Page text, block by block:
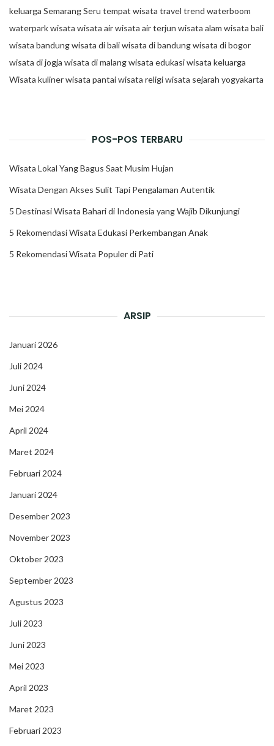
keluarga SemarangSeru tempat wisata travel trend waterboom
waterparkwisata wisata airwisata air terjun wisata alam wisata bali
wisata bandungwisata di baliwisata di bandungwisata di bogor
wisata di jogja wisata di malangwisata edukasiwisata keluarga
Wisata kulinerwisata pantaiwisata religiwisata sejarah yogyakarta
POS-POS TERBARU
Wisata Lokal Yang Bagus Saat Musim Hujan
Wisata Dengan Akses Sulit Tapi Pengalaman Autentik
5 Destinasi Wisata Bahari di Indonesia yang Wajib Dikunjungi
5 Rekomendasi Wisata Edukasi Perkembangan Anak
5 Rekomendasi Wisata Populer di Pati
ARSIP
Januari 2026
Juli 2024
Juni 2024
Mei 2024
April 2024
Maret 2024
Februari 2024
Januari 2024
Desember 2023
November 2023
Oktober 2023
September 2023
Agustus 2023
Juli 2023
Juni 2023
Mei 2023
April 2023
Maret 2023
Februari 2023